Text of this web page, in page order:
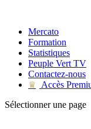
Mercato
Formation
Statistiques
Peuple Vert TV
Contactez-nous
♛
Accès
Sélectionner une page